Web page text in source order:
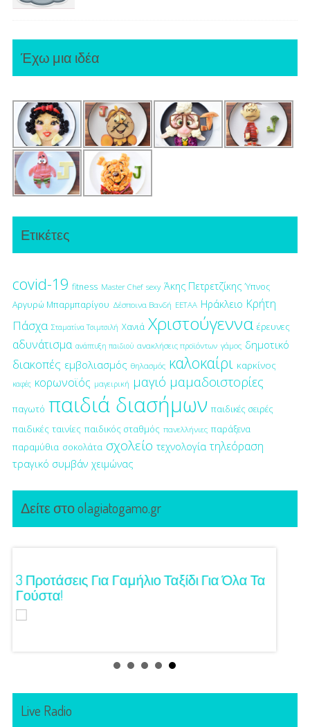
Έχω μια ιδέα
Ετικέτες
covid-19 fitness Master Chef sexy Άκης Πετρετζίκης Ύπνος
Αργυρώ Μπαρμπαρίγου Δέσποινα Βανδή ΕΕΤΑΑ Ηράκλειο Κρήτη
Πάσχα Σταματίνα Τσιμτσιλή Χανιά Χριστούγεννα έρευνες
αδυνάτισμα ανάπτυξη παιδιού ανακλήσεις προϊόντων γάμος δημοτικό
διακοπές εμβολιασμός θηλασμός καλοκαίρι καρκίνος
καφές κορωνοϊός μαγειρική μαγιό μαμαδοιστορίες
παγωτό παιδιά διασήμων παιδικές σειρές
παιδικές ταινίες παιδικός σταθμός πανελλήνιες παράξενα
παραμύθια σοκολάτα σχολείο τεχνολογία τηλεόραση
τραγικό συμβάν χειμώνας
Δείτε στο olagiatogamo.gr
3 Προτάσεις Για Γαμήλιο Ταξίδι Για Όλα Τα
Γούστα!
Live Radio